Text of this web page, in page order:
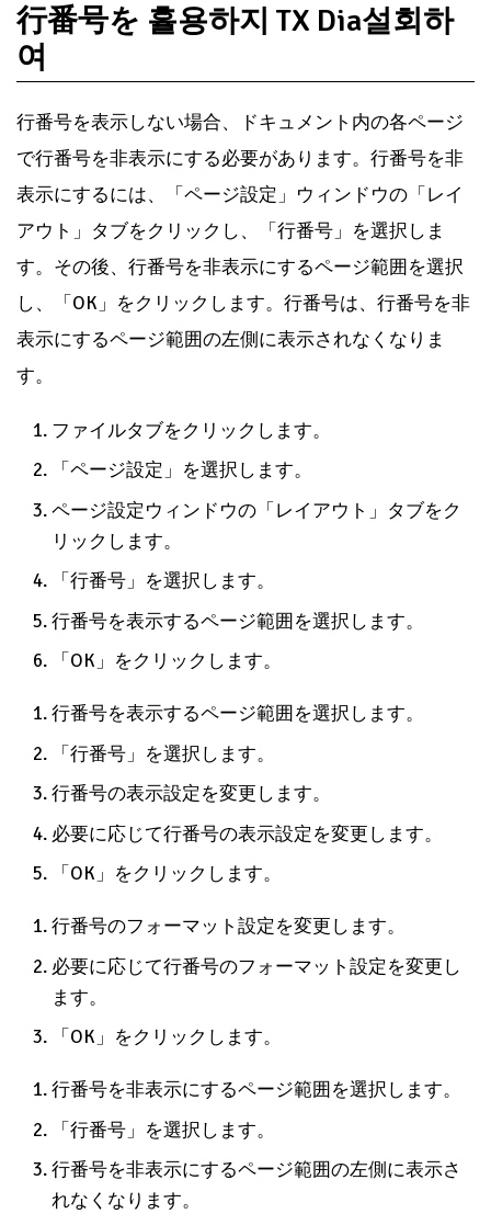
行番号を 휼용하지 TX Dia설회하
여
行番号を表示しない場合、ドキュメント内の各ページ
で行番号を非表示にする必要があります。行番号を非
表示にするには、「ページ設定」ウィンドウの「レイ
アウト」タブをクリックし、「行番号」を選択しま
す。その後、行番号を非表示にするページ範囲を選択
し、「OK」をクリックします。行番号は、行番号を非
表示にするページ範囲の左側に表示されなくなりま
す。
ファイルタブをクリックします。
「ページ設定」を選択します。
ページ設定ウィンドウの「レイアウト」タブをク
リックします。
「行番号」を選択します。
行番号を表示するページ範囲を選択します。
「OK」をクリックします。
行番号を表示するページ範囲を選択します。
「行番号」を選択します。
行番号の表示設定を変更します。
必要に応じて行番号の表示設定を変更します。
「OK」をクリックします。
行番号のフォーマット設定を変更します。
必要に応じて行番号のフォーマット設定を変更し
ます。
「OK」をクリックします。
行番号を非表示にするページ範囲を選択します。
「行番号」を選択します。
行番号を非表示にするページ範囲の左側に表示さ
れなくなります。